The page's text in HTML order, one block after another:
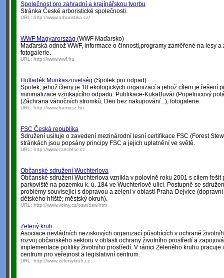
Společnost pro zahradní a krajínářskou tvorbu
Stránka České arboristické společnosti.
URL: http://www.arboristika.cz/
WWF Magyarország (WWF Maďarsko)
Maďarská odnož WWF, informace o činnosti,programy zaměřené na lesy a
fotogalerie.
URL: http://www.wwf.hu
Hulladék Munkaszövetség (Spolek pro odpad)
Spolek, jehož členy je 18 ekologických organizací a jehož cílem je řešení
minimalizace vznikajícího odpadu. Publikace-KukaBuvár (Popelnicový
(Záchrana vánočních stromků, Den bez nakupování...), fotogalerie.
URL: http://www.humusz.hu
FSC Česká republika
Sdružení usiluje o zavedení mezinárodní lesní certifikace FSC (Forest
stránkách jsou popsány principy FSC a jejich uplatnění ve světě.
URL: http://www.czechfsc.cz
Občanské sdružení Wuchterlova
Občanské sdružení Wuchterlova vznikla v polovině roku 2001 s cílem
parkoviště na pozemku k. ú. 184 ve Wuchterlově ulici. Postupně se
problémy související s dopravou a zelení v oblasti Praha-Dejvice
dětského hřiště; městský okruh).
URL: http://www.volny.cz/osw/osw.htm
Zelený kruh
Asociace nevládních neziskových organizací působících v ochraně
rozvoj občanského sektoru v oblasti ochrany životního prostředí a
implementace politiky životního prostředí. V rámci Zeleného kruhu pracuje
centrum pro veřejnost a legislativní centrum.
URL: http://www.zelenykruh.cz